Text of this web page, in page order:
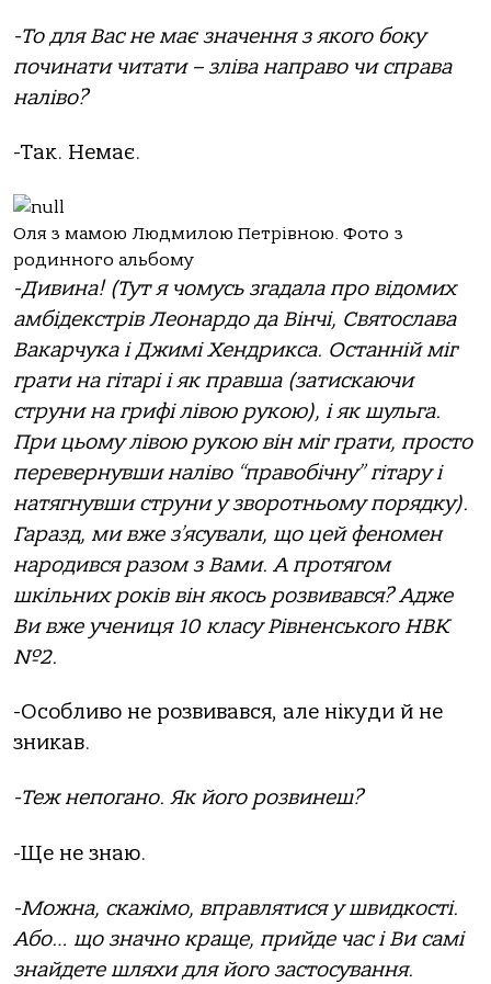
-То для Вас не має значення з якого боку
починати читати – зліва направо чи справа
наліво?
-Так. Немає.
Оля з мамою Людмилою Петрівною. Фото з
родинного альбому
-Дивина!(Тут я чомусь згадала про відомих
амбідекстрів Леонардо да Вінчі, Святослава
Вакарчука і Джимі Хендрикса. Останній міг
грати на гітарі і як правша (затискаючи
струни на грифі лівою рукою), і якшульга.
При цьому лівою рукою він міг грати, просто
перевернувши наліво “правобічну” гітару і
натягнувши струни у зворотньому порядку).
Гаразд, ми вже з’ясували, що цей феномен
народився разом з Вами. А протягом
шкільних років він якось розвивався? Адже
Ви вже учениця 10 класу Рівненського НВК
№2.
-Особливо не розвивався, але нікуди й не
зникав.
-Теж непогано. Як його розвинеш?
-Ще не знаю.
-Можна, скажімо, вправлятися у швидкості.
Або… що значно краще, прийде час і Ви самі
знайдете шляхи для його застосування.